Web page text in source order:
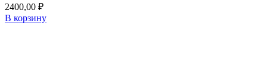
2400,00 ₽
В корзину